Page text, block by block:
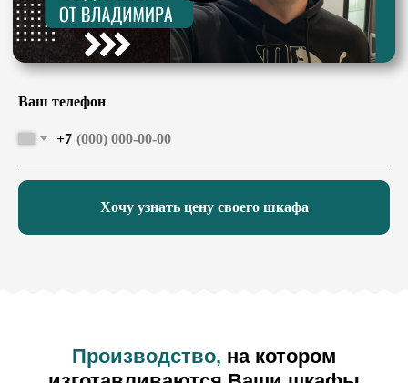
Ваш телефон
+7
Хочу узнать цену своего шкафа
Производство, на котором